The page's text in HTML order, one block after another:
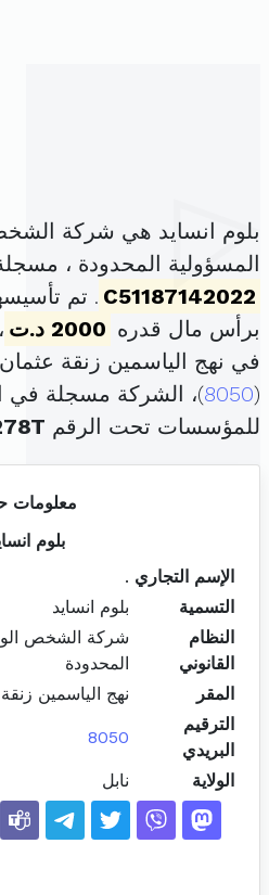
بلوم انسايد هي شركة
المسؤولية المحدودة ،
C51187142022
برأس مال قدره 2000 د.ت
في نهج الياسمين زنقة
(
8050)، الشركة مسجلة في
للمؤسسات تحت الرقم
معلومات
بلوم
الإسم التجاري .
التسمية
بلوم انسايد
النظام
القانوني
شركة الشخص
المحدودة
المقر
نهج الياسمين
الترقيم
البريدي
8050
الولاية نابل